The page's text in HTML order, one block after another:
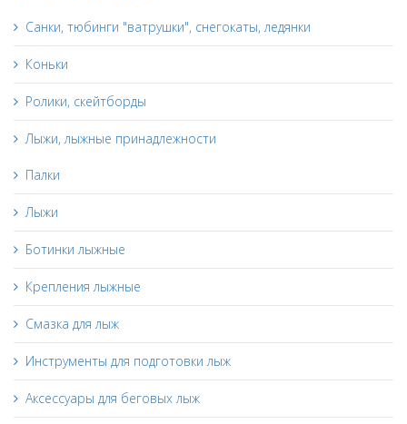
Санки, тюбинги "ватрушки", снегокаты, ледянки
Коньки
Ролики, скейтборды
Лыжи, лыжные принадлежности
Палки
Лыжи
Ботинки лыжные
Крепления лыжные
Смазка для лыж
Инструменты для подготовки лыж
Аксессуары для беговых лыж